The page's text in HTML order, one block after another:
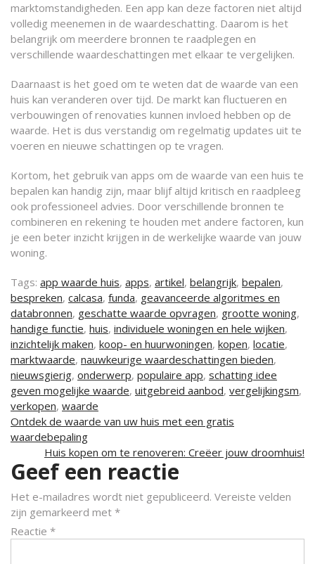
marktomstandigheden. Een app kan deze factoren niet altijd
volledig meenemen in de waardeschatting. Daarom is het
belangrijk om meerdere bronnen te raadplegen en
verschillende waardeschattingen met elkaar te vergelijken.
Daarnaast is het goed om te weten dat de waarde van een
huis kan veranderen over tijd. De markt kan fluctueren en
verbouwingen of renovaties kunnen invloed hebben op de
waarde. Het is dus verstandig om regelmatig updates uit te
voeren en nieuwe schattingen op te vragen.
Kortom, het gebruik van apps om de waarde van een huis te
bepalen kan handig zijn, maar blijf altijd kritisch en raadpleeg
ook professioneel advies. Door verschillende bronnen te
combineren en rekening te houden met andere factoren, kun
je een beter inzicht krijgen in de werkelijke waarde van jouw
woning.
Tags: app waarde huis, apps, artikel, belangrijk, bepalen,
bespreken, calcasa, funda, geavanceerde algoritmes en
databronnen, geschatte waarde opvragen, grootte woning,
handige functie, huis, individuele woningen en hele wijken,
inzichtelijk maken, koop- en huurwoningen, kopen, locatie,
marktwaarde, nauwkeurige waardeschattingen bieden,
nieuwsgierig, onderwerp, populaire app, schatting idee
geven mogelijke waarde, uitgebreid aanbod, vergelijkingsm,
verkopen, waarde
Berichtnavigatie
Ontdek de waarde van uw huis met een gratis
waardebepaling
Huis kopen om te renoveren: Creëer jouw droomhuis!
Geef een reactie
Het e-mailadres wordt niet gepubliceerd. Vereiste velden
zijn gemarkeerd met *
Reactie *